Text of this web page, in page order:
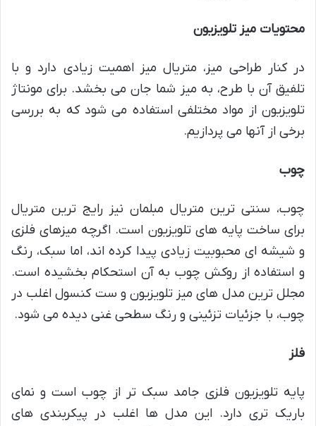
محتویات میز تلویزیون
در کنار طراحی میز، متریال میز اهمیت زیادی دارد و با
تلفیق آن با طرح، به میز شما جان می بخشد. برای مونتاژ
تلویزیون از مواد مختلفی استفاده می شود که به بررسی
برخی از آنها می پردازیم.
چوب
چوب، سنتی ترین متریال مبلمان نیز رایج ترین متریال
برای ساخت پایه های تلویزیون است. اگرچه میزهای فلزی
و شیشه ای محبوبیت زیادی پیدا کرده اند، اما سبک، رنگ
و استفاده از روکش چوب به آن استحکام بخشیده است.
مجلل ترین مدل های میز تلویزیون و ست کنسول اغلب در
چوب، با جزئیات تزئینی و رنگ سطحی غنی دیده می شود.
فلز
پایه تلویزیون فلزی جامد سبک تر از چوب است و نمای
باریک تری دارد. این مدل ها اغلب در پیکربندی های